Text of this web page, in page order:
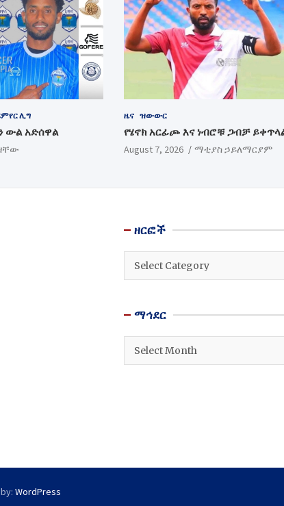
ሊግ
አድሰዋል
ዜና ዝውውር
የሄኖክ አርፊጮ እና ነብሮቹ ጋብቻ
August 7, 2026 ማቲያስ ኃይለማርያም
ዘርፎች
ዘርፎች
ማኅደር
ማኅደር
WordPress